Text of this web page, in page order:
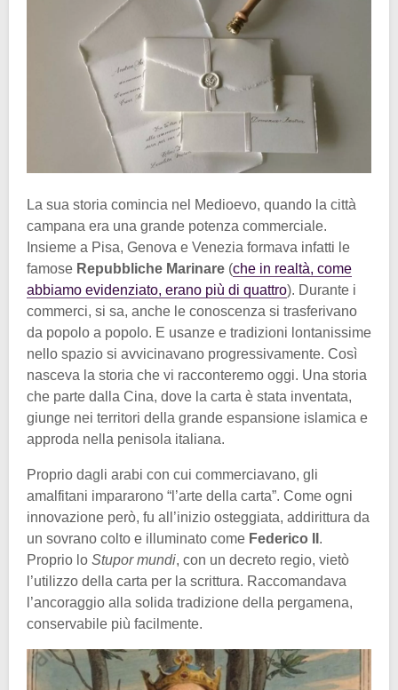
La sua storia comincia nel Medioevo, quando la città
campana era una grande potenza commerciale.
Insieme a Pisa, Genova e Venezia formava infatti le
famose Repubbliche Marinare (che in realtà, come
abbiamo evidenziato, erano più di quattro). Durante i
commerci, si sa, anche le conoscenza si trasferivano
da popolo a popolo. E usanze e tradizioni lontanissime
nello spazio si avvicinavano progressivamente. Così
nasceva la storia che vi racconteremo oggi. Una storia
che parte dalla Cina, dove la carta è stata inventata,
giunge nei territori della grande espansione islamica e
approda nella penisola italiana.
Proprio dagli arabi con cui commerciavano, gli
amalfitani impararono “l’arte della carta”. Come ogni
innovazione però, fu all’inizio osteggiata, addirittura da
un sovrano colto e illuminato come Federico II .
Proprio lo Stupor mundi, con un decreto regio, vietò
l’utilizzo della carta per la scrittura. Raccomandava
l’ancoraggio alla solida tradizione della pergamena,
conservabile più facilmente.